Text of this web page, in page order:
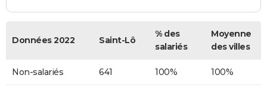
Données 2022 Saint-Lô
% des
salariés
Moyenne
des villes
Non-salariés 641 100% 100%